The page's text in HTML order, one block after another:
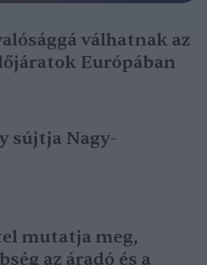
válhatnak az
Európában
sújtja Nagy-
mutatja meg,
az áradó és a